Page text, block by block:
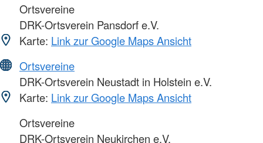
Ortsvereine
DRK-Ortsverein Pansdorf e.V.
Karte: Link zur Google Maps Ansicht
Ortsvereine
DRK-Ortsverein Neustadt in Holstein e.V.
Karte: Link zur Google Maps Ansicht
Ortsvereine
DRK-Ortsverein Neukirchen e.V.